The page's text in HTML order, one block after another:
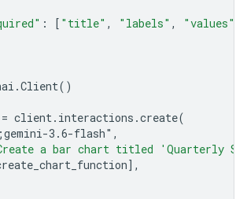
: [ "title" , "labels" , "values"
.Client()
= client. interactions .create(
;gemini-3.6-flash" ,
a bar chart titled 'Quarterly
],